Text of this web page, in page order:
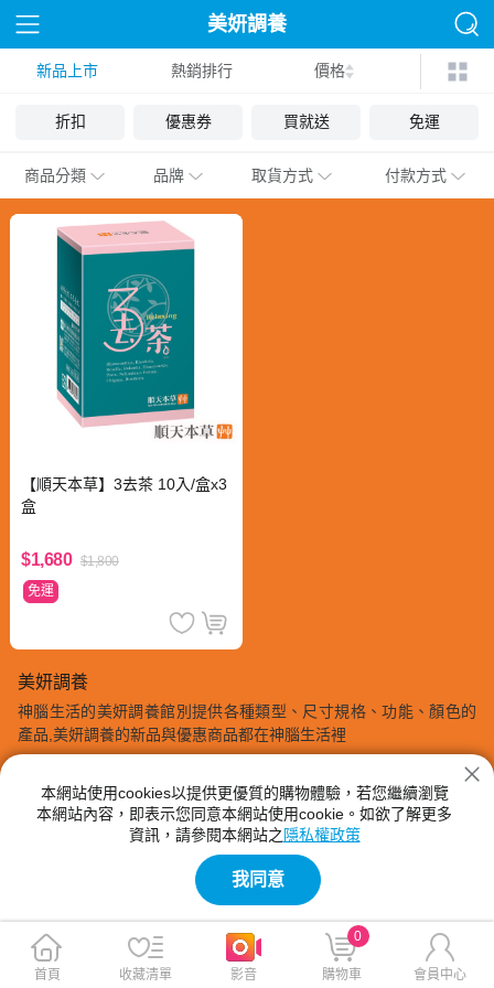
美妍調養
新品上市 熱銷排行 價格
折扣 優惠券 買就送 免運
商品分類 品牌 取貨方式 付款方式
【順天本草】3去茶 10入/盒x3
盒
$1,680 $1,800
免運
美妍調養
神腦生活的美妍調養館別提供各種類型、尺寸規格、功能、顏色的
產品,美妍調養的新品與優惠商品都在神腦生活裡
本網站使用cookies以提供更優質的購物體驗，若您繼續瀏覽
本網站內容，即表示您同意本網站使用cookie。如欲了解更多
資訊，請參閱本網站之 隱私權政策
我同意
首頁 收藏清單 影音 購物車
0
會員中心